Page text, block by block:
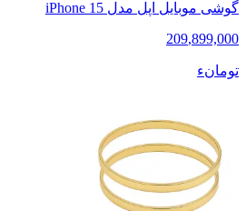
گوشی موبایل اپل مدل iPhone 15
209,899,000
تومانء